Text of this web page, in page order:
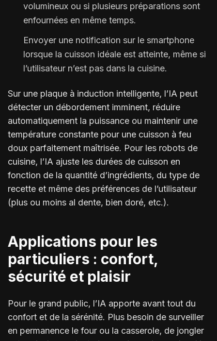
volumineux ou si plusieurs préparations sont
enfournées en même temps.
Envoyer une notification sur le smartphone
lorsque la cuisson idéale est atteinte, même si
l’utilisateur n’est pas dans la cuisine.
Sur une plaque à induction intelligente, l’IA peut
détecter un débordement imminent, réduire
automatiquement la puissance ou maintenir une
température constante pour une cuisson à feu
doux parfaitement maîtrisée. Pour les robots de
cuisine, l’IA ajuste les durées de cuisson en
fonction de la quantité d’ingrédients, du type de
recette et même des préférences de l’utilisateur
(plus ou moins al dente, bien doré, etc.).
Applications pour les
particuliers : confort,
sécurité et plaisir
Pour le grand public, l’IA apporte avant tout du
confort et de la sérénité. Plus besoin de surveiller
en permanence le four ou la casserole, de jongler